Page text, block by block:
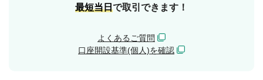
最短当日で取引できます！
よくあるご質問
口座開設基準(個人)を確認